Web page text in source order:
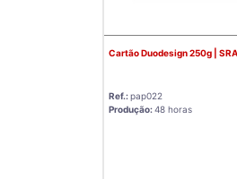
Cartão Duodesign 250g |
Ref.:pap022
Produção:48 horas